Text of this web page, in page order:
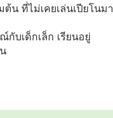
น ที่ไม่เคยเล่นเปียโนมา
บเด็กเล็ก เรียนอยู่